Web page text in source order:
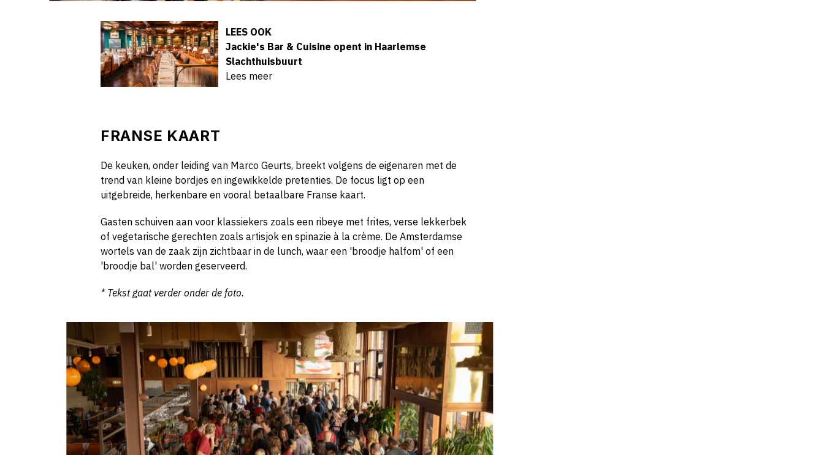
LEES OOK
Jackie's Bar & Cuisine opent in Haarlemse
Slachthuisbuurt
Lees meer
FRANSE KAART
De keuken, onder leiding van Marco Geurts, breekt volgens de eigenaren met de
trend van kleine bordjes en ingewikkelde pretenties. De focus ligt op een
uitgebreide, herkenbare en vooral betaalbare Franse kaart.
Gasten schuiven aan voor klassiekers zoals een ribeye met frites, verse lekkerbek
of vegetarische gerechten zoals artisjok en spinazie à la crème. De Amsterdamse
wortels van de zaak zijn zichtbaar in de lunch, waar een 'broodje halfom' of een
'broodje bal' worden geserveerd.
* Tekst gaat verder onder de foto.